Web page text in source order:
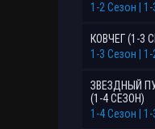
1-2 Сезон |
КОВЧЕГ (1-3
1-3 Сезон |
ЗВЕЗДНЫЙ
(1-4 СЕЗОН)
1-4 Сезон |